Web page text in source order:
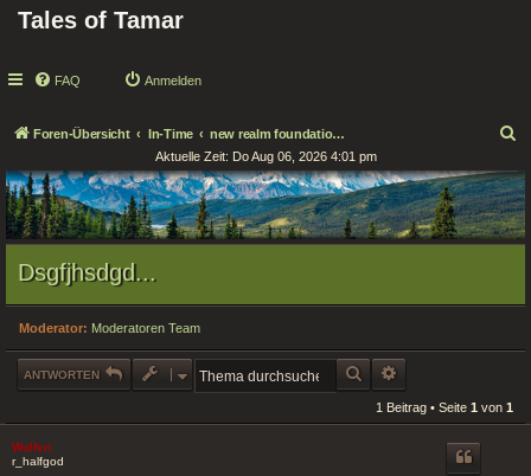
Tales of Tamar
FAQ Anmelden
Foren-Übersicht In-Time new realm foundations / Neue Reichsgründungen
c
h
e
Aktuelle Zeit: Do Aug 06, 2026 4:01 pm
Dsgfjhsdgd...
Moderator: Moderatoren Team
ANTWORTEN SUCHE
1 Beitrag • Seite 1 von 1
Wolfen
r_halfgod